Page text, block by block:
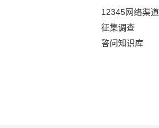
12345网络渠道
征集调查
答问知识库